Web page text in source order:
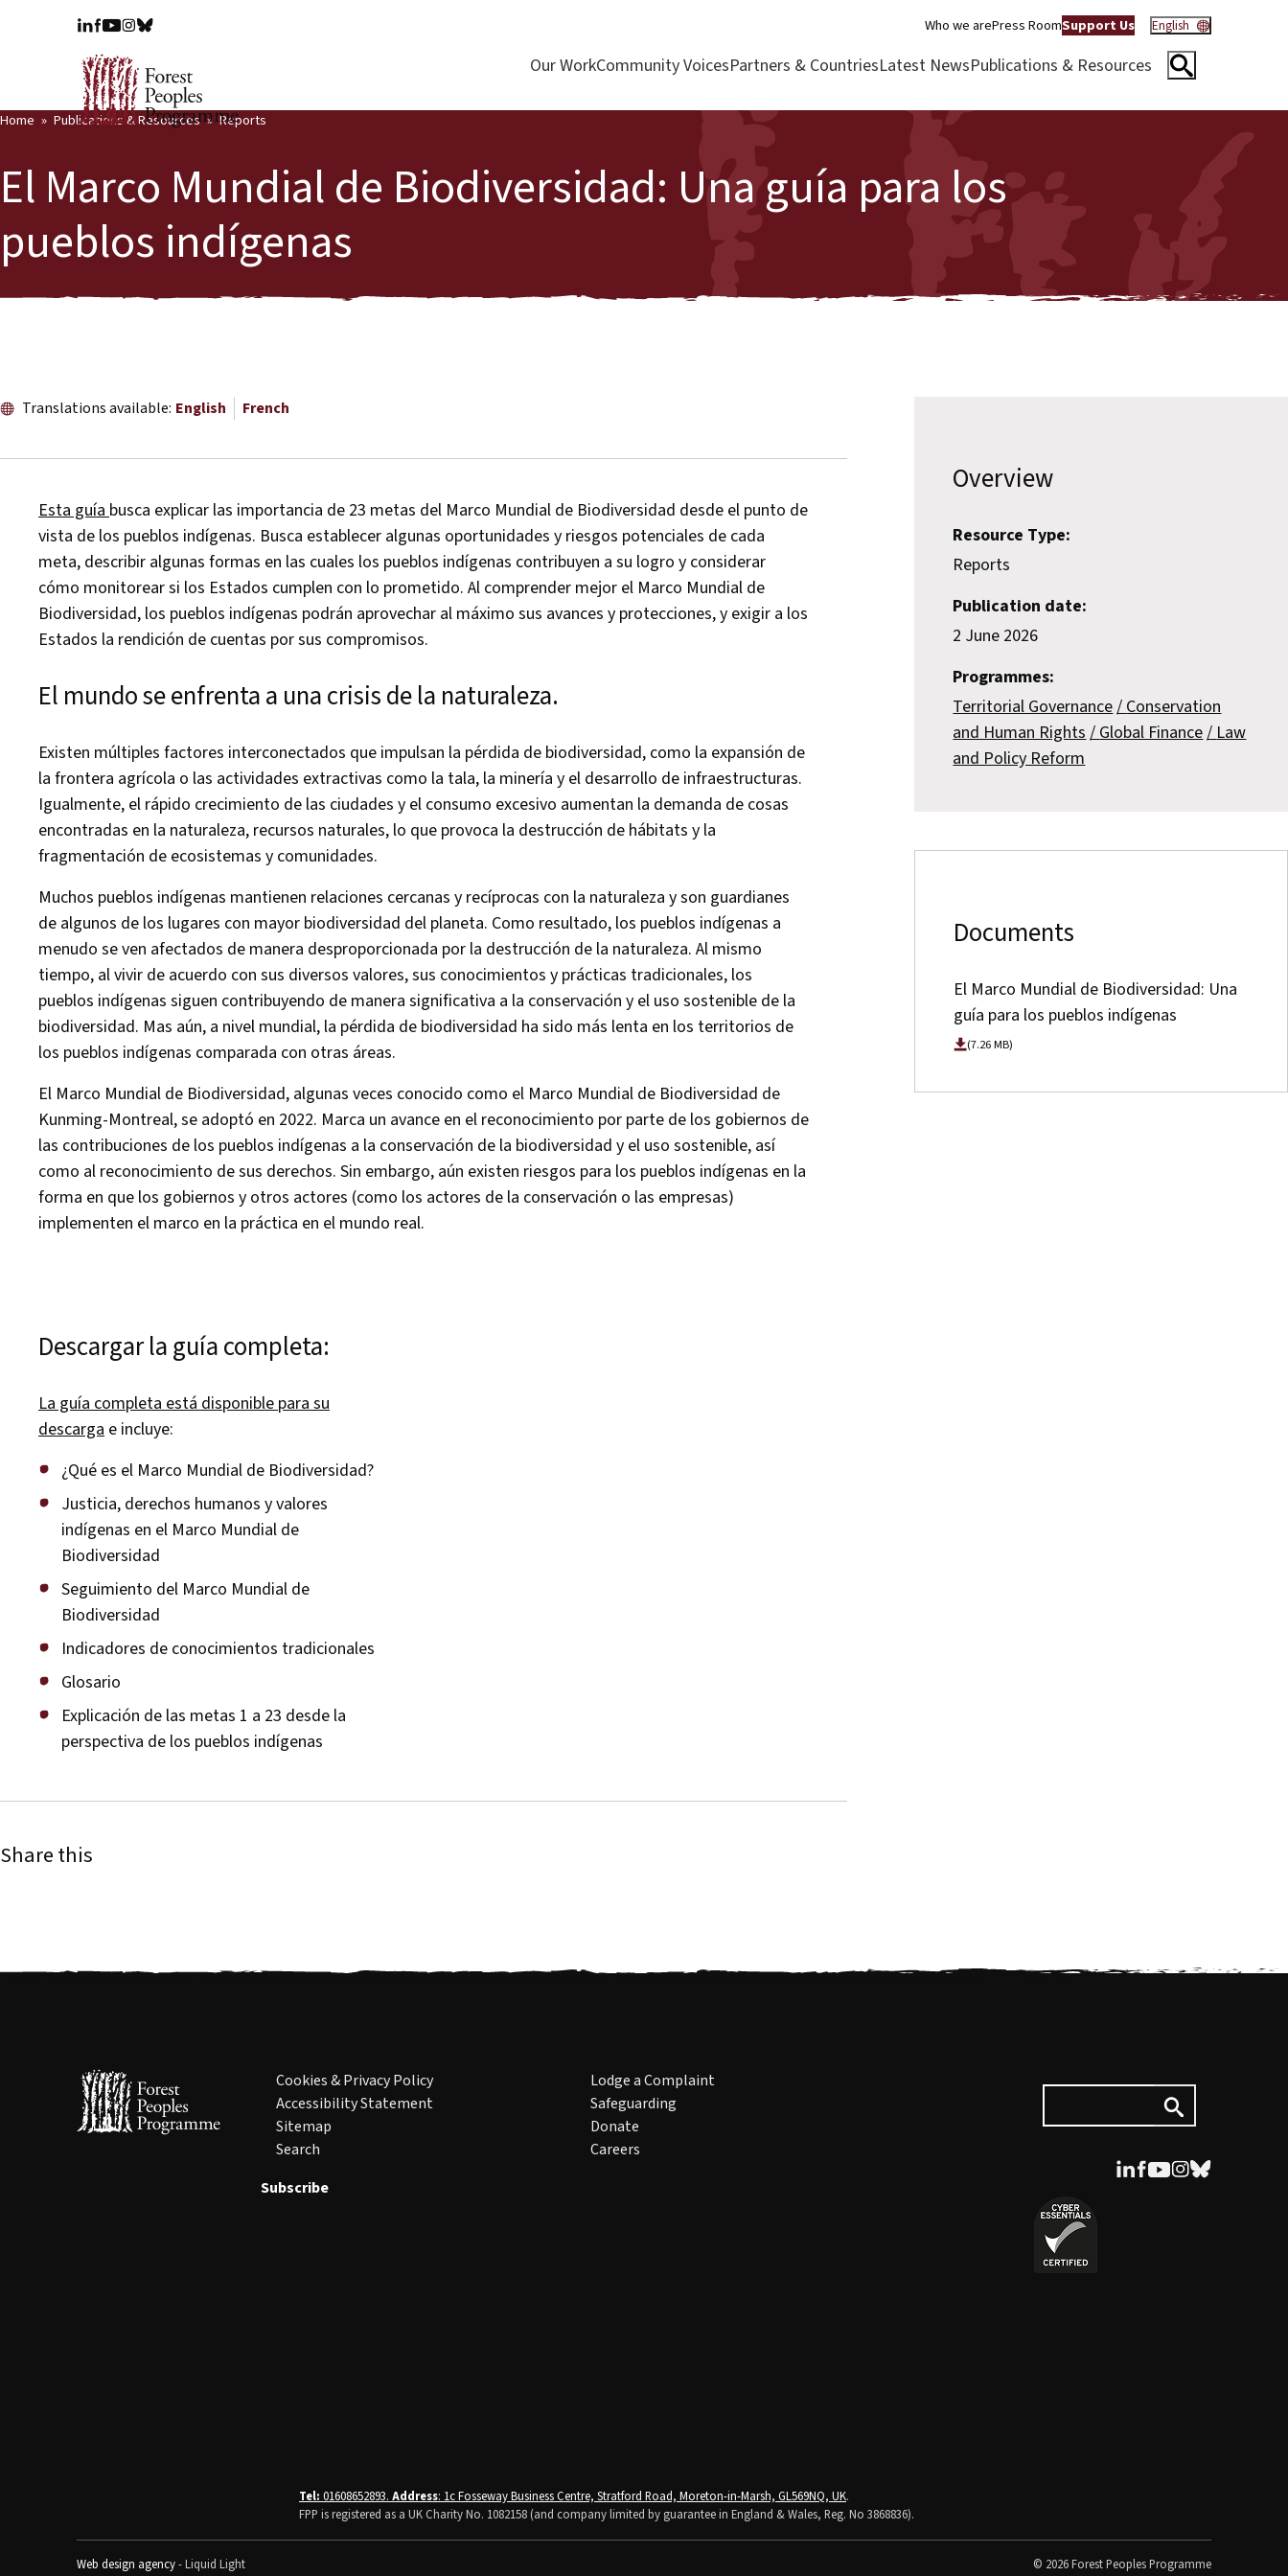
Who we arePress RoomSupport Us English
Our WorkCommunity VoicesPartners & CountriesLatest NewsPublications & Resources
Home Publications & Resources Reports
El Marco Mundial de Biodiversidad: Una guía para los
pueblos indígenas
Translations available: English French
Esta guíabusca explicar las importancia de 23 metas del Marco Mundial de Biodiversidad desde el punto de
vista de los pueblos indígenas. Busca establecer algunas oportunidades y riesgos potenciales de cada
meta, describir algunas formas en las cuales los pueblos indígenas contribuyen a su logro y considerar
cómo monitorear si los Estados cumplen con lo prometido. Al comprender mejor el Marco Mundial de
Biodiversidad, los pueblos indígenas podrán aprovechar al máximo sus avances y protecciones, y exigir a los
Estados la rendición de cuentas por sus compromisos.
El mundo se enfrenta a una crisis de la naturaleza.
Existen múltiples factores interconectados que impulsan la pérdida de biodiversidad, como la expansión de
la frontera agrícola o las actividades extractivas como la tala, la minería y el desarrollo de infraestructuras.
Igualmente, el rápido crecimiento de las ciudades y el consumo excesivo aumentan la demanda de cosas
encontradas en la naturaleza, recursos naturales, lo que provoca la destrucción de hábitats y la
fragmentación de ecosistemas y comunidades.
Muchos pueblos indígenas mantienen relaciones cercanas y recíprocas con la naturaleza y son guardianes
de algunos de los lugares con mayor biodiversidad del planeta. Como resultado, los pueblos indígenas a
menudo se ven afectados de manera desproporcionada por la destrucción de la naturaleza. Al mismo
tiempo, al vivir de acuerdo con sus diversos valores, sus conocimientos y prácticas tradicionales, los
pueblos indígenas siguen contribuyendo de manera significativa a la conservación y el uso sostenible de la
biodiversidad. Mas aún, a nivel mundial, la pérdida de biodiversidad ha sido más lenta en los territorios de
los pueblos indígenas comparada con otras áreas.
El Marco Mundial de Biodiversidad, algunas veces conocido como el Marco Mundial de Biodiversidad de
Kunming-Montreal, se adoptó en 2022. Marca un avance en el reconocimiento por parte de los gobiernos de
las contribuciones de los pueblos indígenas a la conservación de la biodiversidad y el uso sostenible, así
como al reconocimiento de sus derechos. Sin embargo, aún existen riesgos para los pueblos indígenas en la
forma en que los gobiernos y otros actores (como los actores de la conservación o las empresas)
implementen el marco en la práctica en el mundo real.
Descargar la guía completa:
La guía completa está disponible para su
descarga e incluye:
¿Qué es el Marco Mundial de Biodiversidad?
Justicia, derechos humanos y valores
indígenas en el Marco Mundial de
Biodiversidad
Seguimiento del Marco Mundial de
Biodiversidad
Indicadores de conocimientos tradicionales
Glosario
Explicación de las metas 1 a 23 desde la
perspectiva de los pueblos indígenas
Share this
Overview
Resource Type:
Reports
Publication date:
2 June 2026
Programmes:
Territorial Governance Conservation
and Human Rights Global Finance Law
and Policy Reform
Documents
El Marco Mundial de Biodiversidad: Una
guía para los pueblos indígenas
(7.26 MB)
Cookies & Privacy Policy
Accessibility Statement
Sitemap
Search
Lodge a Complaint
Safeguarding
Donate
Careers
Subscribe
Tel: 01608652893. Address: 1c Fosseway Business Centre, Stratford Road, Moreton-in-Marsh, GL569NQ, UK.
FPP is registered as a UK Charity No. 1082158 (and company limited by guarantee in England & Wales, Reg. No 3868836).
Web design agency- Liquid Light © 2026 Forest Peoples Programme